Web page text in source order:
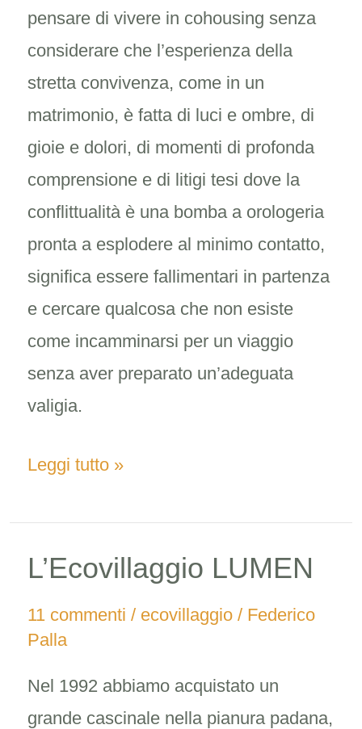
pensare di vivere in cohousing senza
considerare che l’esperienza della
stretta convivenza, come in un
matrimonio, è fatta di luci e ombre, di
gioie e dolori, di momenti di profonda
comprensione e di litigi tesi dove la
conflittualità è una bomba a orologeria
pronta a esplodere al minimo contatto,
significa essere fallimentari in partenza
e cercare qualcosa che non esiste
come incamminarsi per un viaggio
senza aver preparato un’adeguata
valigia.
comunità
Leggi tutto »
L’Ecovillaggio LUMEN
11 commenti / ecovillaggio/ Federico
Palla
Nel 1992 abbiamo acquistato un
grande cascinale nella pianura padana,
L’Ecovillaggio